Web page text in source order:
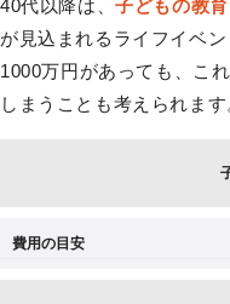
40代以降は、子どもの教育
が見込まれるライフイベ
1000万円があっても、こ
しまうことも考えられます
費用の目安